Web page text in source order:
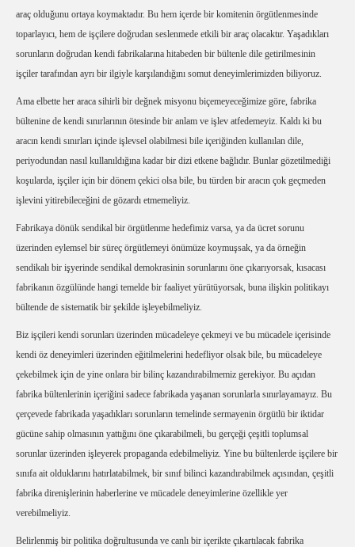
araç olduğunu ortaya koymaktadır. Bu hem içerde bir komitenin örgütlenmesinde
toparlayıcı, hem de işçilere doğrudan seslenmede etkili bir araç olacaktır. Yaşadıkları
sorunların doğrudan kendi fabrikalarına hitabeden bir bültenle dile getirilmesinin
işçiler tarafından ayrı bir ilgiyle karşılandığını somut deneyimlerimizden biliyoruz.
Ama elbette her araca sihirli bir değnek misyonu biçemeyeceğimize göre, fabrika
bültenine de kendi sınırlarının ötesinde bir anlam ve işlev atfedemeyiz. Kaldı ki bu
aracın kendi sınırları içinde işlevsel olabilmesi bile içeriğinden kullanılan dile,
periyodundan nasıl kullanıldığına kadar bir dizi etkene bağlıdır. Bunlar gözetilmediği
koşularda, işçiler için bir dönem çekici olsa bile, bu türden bir aracın çok geçmeden
işlevini yitirebileceğini de gözardı etmemeliyiz.
Fabrikaya dönük sendikal bir örgütlenme hedefimiz varsa, ya da ücret sorunu
üzerinden eylemsel bir süreç örgütlemeyi önümüze koymuşsak, ya da örneğin
sendikalı bir işyerinde sendikal demokrasinin sorunlarını öne çıkarıyorsak, kısacası
fabrikanın özgülünde hangi temelde bir faaliyet yürütüyorsak, buna ilişkin politikayı
bültende de sistematik bir şekilde işleyebilmeliyiz.
Biz işçileri kendi sorunları üzerinden mücadeleye çekmeyi ve bu mücadele içerisinde
kendi öz deneyimleri üzerinden eğitilmelerini hedefliyor olsak bile, bu mücadeleye
çekebilmek için de yine onlara bir bilinç kazandırabilmemiz gerekiyor. Bu açıdan
fabrika bültenlerinin içeriğini sadece fabrikada yaşanan sorunlarla sınırlayamayız. Bu
çerçevede fabrikada yaşadıkları sorunların temelinde sermayenin örgütlü bir iktidar
gücüne sahip olmasının yattığını öne çıkarabilmeli, bu gerçeği çeşitli toplumsal
sorunlar üzerinden işleyerek propaganda edebilmeliyiz. Yine bu bültenlerde işçilere bir
sınıfa ait olduklarını hatırlatabilmek, bir sınıf bilinci kazandırabilmek açısından, çeşitli
fabrika direnişlerinin haberlerine ve mücadele deneyimlerine özellikle yer
verebilmeliyiz.
Belirlenmiş bir politika doğrultusunda ve canlı bir içerikte çıkartılacak fabrika